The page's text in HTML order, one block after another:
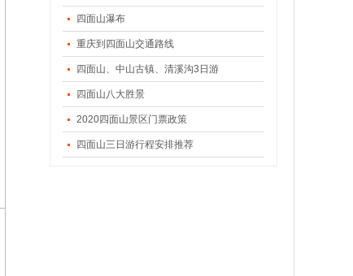
四面山瀑布
重庆到四面山交通路线
四面山、中山古镇、清溪沟3日游
四面山八大胜景
2020四面山景区门票政策
四面山三日游行程安排推荐